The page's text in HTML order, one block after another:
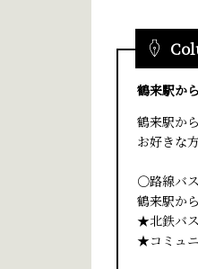
鶴来駅か
鶴来駅か
お好きな
〇路線バス
鶴来駅か
★北鉄バス
★コミュ